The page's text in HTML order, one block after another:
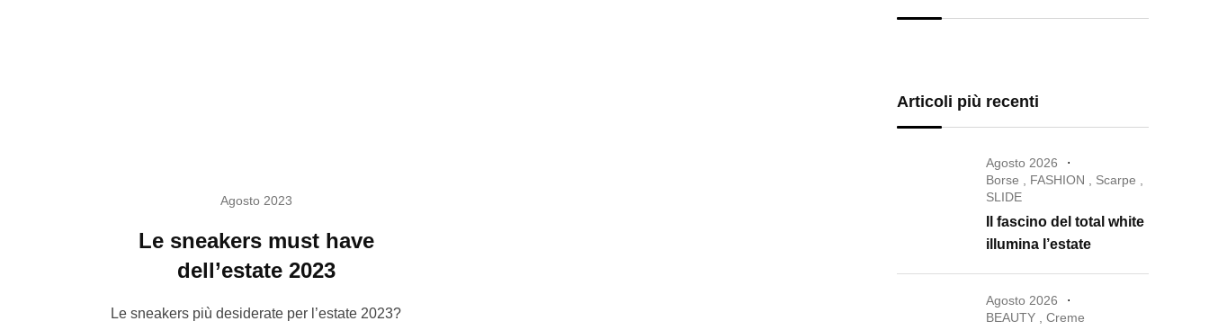
Agosto 2023
Le sneakers must have
dell’estate 2023
Le sneakers più desiderate per l’estate 2023?
Articoli più recenti
Agosto 2026
Borse
FASHION Scarpe
SLIDE
Il fascino del total white
illumina l’estate
Agosto 2026
BEAUTY
Creme